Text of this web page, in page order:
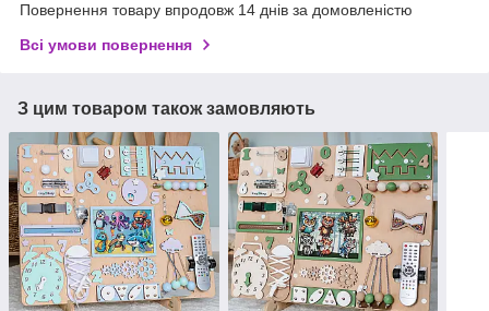
Повернення товару впродовж 14 днів за домовленістю
Всі умови повернення
З цим товаром також замовляють